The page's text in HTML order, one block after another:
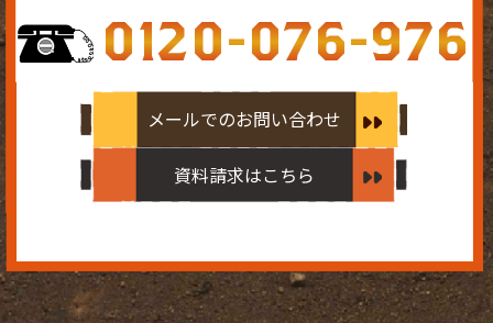
0120-076-976
メールでのお問い合わせ
資料請求はこちら